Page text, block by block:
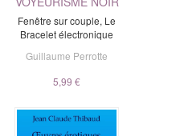
Fenêtre sur couple, Le
Bracelet électronique
Guillaume Perrotte
5,99 €